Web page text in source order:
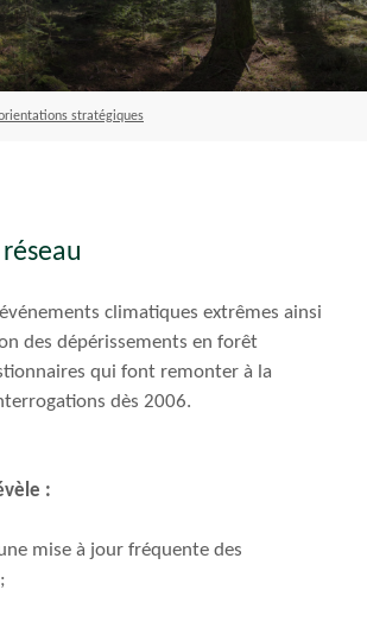
stratégiques
climatiques extrêmes ainsi
des dépérissements en forêt
qui font remonter à la
dès 2006.
:
mise à jour fréquente des